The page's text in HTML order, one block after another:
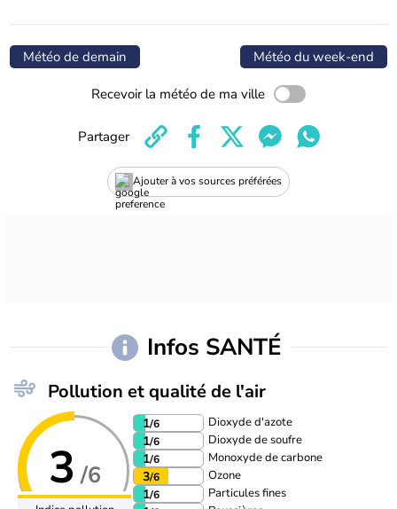
Météo de demain Météo du week-end
Recevoir la météo de ma ville
Ajouter à vos sources préférées
Partager
Infos SANTÉ
Pollution et qualité de l'air
3 /6
1/6 Dioxyde d'azote
1/6 Dioxyde de soufre
1/6 Monoxyde de carbone
3/6 Ozone
1/6 Particules fines